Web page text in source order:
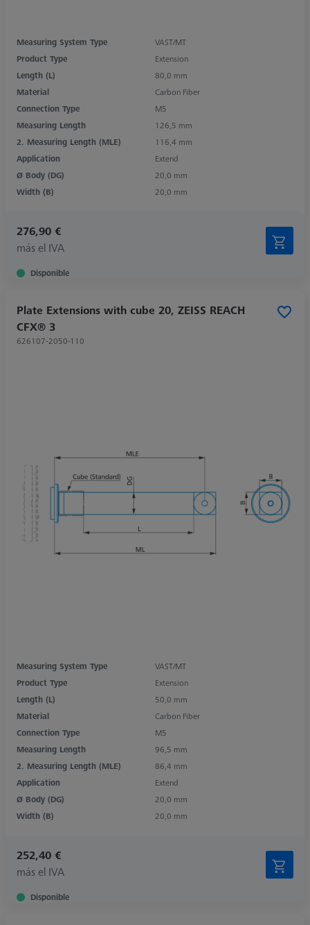
Measuring System Type
VAST/MT
Product Type
Extension
Length (L)
80,0 mm
Material
Carbon Fiber
Connection Type
M5
Measuring Length
126,5 mm
2. Measuring Length (MLE)
116,4 mm
Application
Extend
Ø Body (DG)
20,0 mm
Width (B)
20,0 mm
276,90 €
más el IVA
Disponible
Plate Extensions with cube 20, ZEISS REACH
CFX® 3
626107-2050-110
Measuring System Type
VAST/MT
Product Type
Extension
Length (L)
50,0 mm
Material
Carbon Fiber
Connection Type
M5
Measuring Length
96,5 mm
2. Measuring Length (MLE)
86,4 mm
Application
Extend
Ø Body (DG)
20,0 mm
Width (B)
20,0 mm
252,40 €
más el IVA
Disponible